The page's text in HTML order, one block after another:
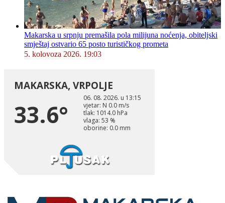
Makarska u srpnju premašila pola milijuna noćenja, obiteljski
smještaj ostvario 65 posto turističkog prometa
5. kolovoza 2026. 19:03